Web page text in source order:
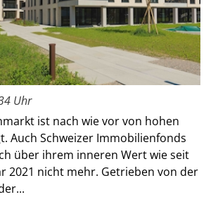
Uhr
ist nach wie vor von hohen
Auch Schweizer Immobilienfonds
über ihrem inneren Wert wie seit
2021 nicht mehr. Getrieben von der